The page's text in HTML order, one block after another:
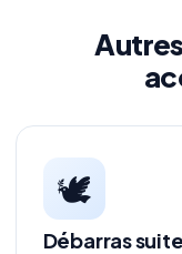
🕊️
Débarras